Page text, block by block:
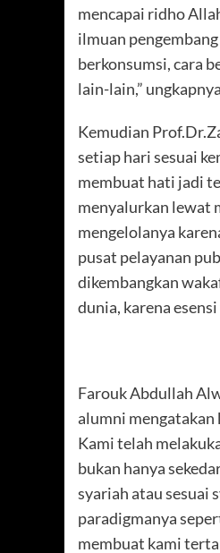
mencapai ridho
ilmuan
berkonsumsi, cara
lain-lain,”
Kemudian
setiap hari sesuai
membuat hati jadi
menyalurkan lewat
mengelolanya
pusat pelayanan
dikembangkan
dunia, karena
Farouk Abdullah
alumni mengatakan
Kami telah
bukan hanya
syariah atau sesuai
paradigmanya
membuat kami